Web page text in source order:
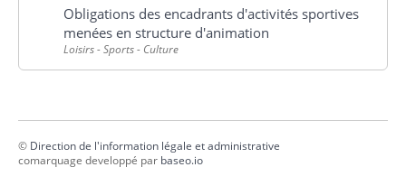
Obligations des encadrants d'activités sportives
menées en structure d'animation
Loisirs - Sports - Culture
© Direction de l'information légale et administrative
comarquage developpé par baseo.io